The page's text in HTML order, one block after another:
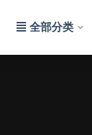
全部分类